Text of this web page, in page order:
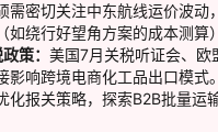
需密切关注中东航线运价波动
如绕行好望角方案的成本测算
策：美国7月关税听证会、欧
影响跨境电商化工品出口模式
化报关策略，探索B2B批量运